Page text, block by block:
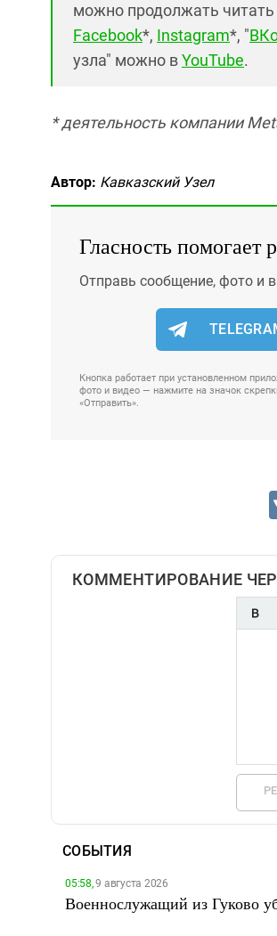
можно продолжать читать
Facebook*, Instagram*, "
узла" можно вYouTube.
* деятельность компании
Автор: Кавказский Узел
Гласность помогает
Отправь сообщение, фото и
Кнопка работает при установленном
фото и видео — нажмите на значок
«Отправить».
КОММЕНТИРОВАНИЕ
СОБЫТИЯ
05:58,9 августа 2026
Военнослужащий из Гуково